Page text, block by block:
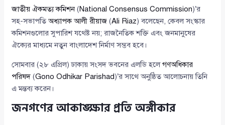
জাতীয় ঐকমত্য কমিশন(National Consensus Commission)’র
সহ-সভাপতিঅধ্যাপক আলী রীয়াজ (Ali Riaz) বলেছেন, কেবল সংস্কার
কমিশনগুলোর সুপারিশ যথেষ্ট নয়; রাজনৈতিক শক্তি এবং জনমানুষের
ঐক্যের মাধ্যমে নতুন বাংলাদেশ নির্মাণ সম্ভব হবে।
সোমবার (২৮ এপ্রিল) ঢাকায় সংসদ ভবনের এলডি হলেগণঅধিকার
পরিষদ (Gono Odhikar Parishad)’র সাথে অনুষ্ঠিত আলোচনায় তিনি
এ মন্তব্য করেন।
জনগণের আকাঙ্ক্ষার প্রতি অঙ্গীকার